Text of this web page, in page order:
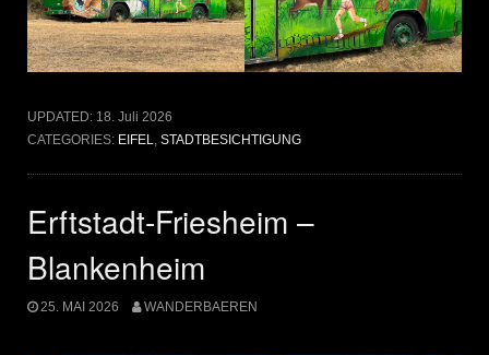
UPDATED: 18. Juli 2026
CATEGORIES: EIFEL STADTBESICHTIGUNG
Erftstadt-Friesheim –
Blankenheim
25. MAI 2026 WANDERBAEREN